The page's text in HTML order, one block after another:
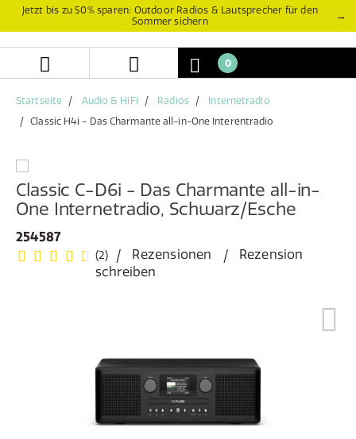
Zum
ZumJetzt bis zu 50% sparen: Outdoor Radios & Lautsprecher für den
Sommer sichern
→
0
Startseite Audio & HiFi Radios
Internetradio
Classic H4i - Das Charmante all-in-One Interentradio
Classic C-D6i - Das Charmante all-in-
One Internetradio, Schwarz/Esche
254587
(2) Rezensionen
Rezension
schreiben